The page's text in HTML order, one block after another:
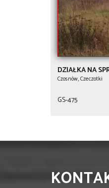
DZIAŁKA NA
Czosnów, Czeczotki
GS-475